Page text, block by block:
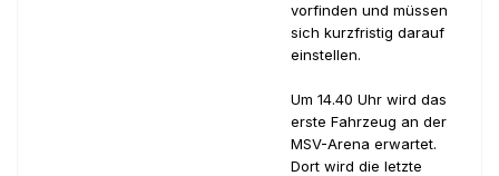
vorfinden und müssen
sich kurzfristig darauf
einstellen.
Um 14.40 Uhr wird das
erste Fahrzeug an der
MSV-Arena erwartet.
Dort wird die letzte